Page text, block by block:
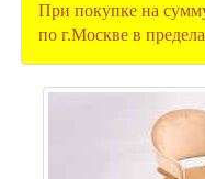
При покупке на
по г.Москве в